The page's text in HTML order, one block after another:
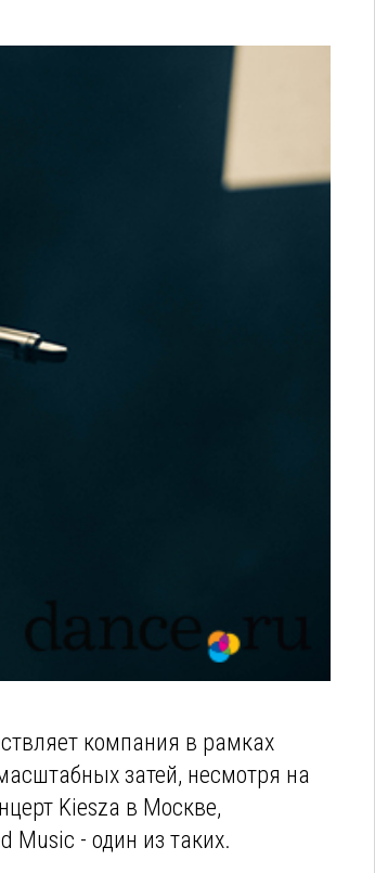
компания в рамках
затей, несмотря на
Kiesza в Москве,
Music - один из таких.